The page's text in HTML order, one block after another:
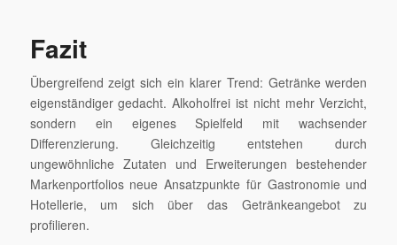
Fazit
Übergreifend zeigt sich ein klarer Trend: Getränke werden
eigenständiger gedacht. Alkoholfrei ist nicht mehr Verzicht,
sondern ein eigenes Spielfeld mit wachsender
Differenzierung. Gleichzeitig entstehen durch
ungewöhnliche Zutaten und Erweiterungen bestehender
Markenportfolios neue Ansatzpunkte für Gastronomie und
Hotellerie, um sich über das Getränkeangebot zu
profilieren.